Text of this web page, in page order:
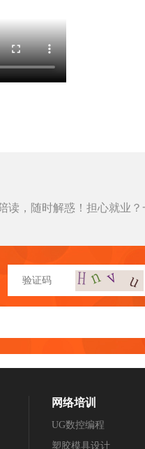
读，随时解惑！担心就业？
网络培训
UG数控编程
塑胶模具设计